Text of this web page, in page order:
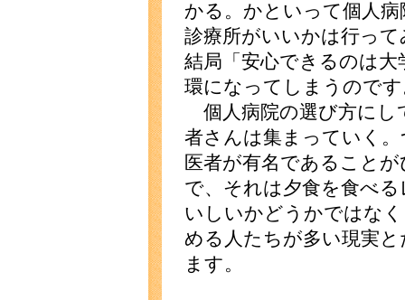
かる。かといって個人
診療所がいいかは行っ
結局「安心できるのは
環になってしまうので
個人病院の選び方にし
者さんは集まっていく
医者が有名であること
で、それは夕食を食べ
いしいかどうかではな
める人たちが多い現実
ます。